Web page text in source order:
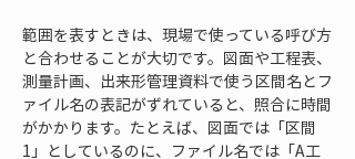
範囲を表すときは、現場で使っている呼び方
と合わせることが大切です。図面や工程表、
測量計画、出来形管理資料で使う区間名とフ
ァイル名の表記がずれていると、照合に時間
がかかります。たとえば、図面では「区間
1」としているのに、ファイル名では「A工